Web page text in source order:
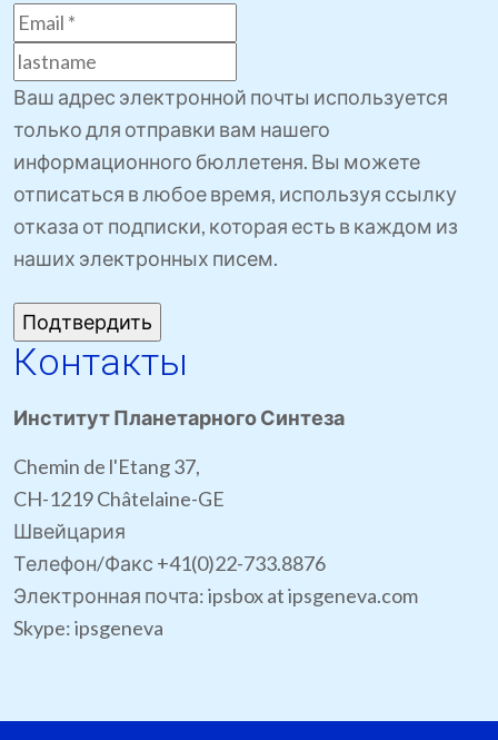
Ваш адрес электронной почты используется
только для отправки вам нашего
информационного бюллетеня. Вы можете
отписаться в любое время, используя ссылку
отказа от подписки, которая есть в каждом из
наших электронных писем.
Контакты
Институт Планетарного Синтеза
Chemin de l'Etang 37,
CH-1219 Châtelaine-GE
Швейцария
Телефон/Факс +41(0)22-733.8876
Электронная почта: ipsbox at ipsgeneva.com
Skype: ipsgeneva